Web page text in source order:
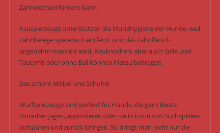
Zahnwechsel fördern kann.
Kauspielzeuge unterstützen die Mundhygiene der Hunde, weil
Zahnbelege spielerisch entfernt und das Zahnfleisch
angenehm massiert wird. Kauknochen, aber auch Seile und
Taue mit oder ohne Ball können hierzu beitragen.
Das schont Möbel und Schuhe!
Wurfspielzeuge sind perfekt für Hunde, die gern Beute
hinterher jagen, apportieren oder sie in Form von Suchspielen
aufspüren und zurück bringen. So bringt man nicht nur die